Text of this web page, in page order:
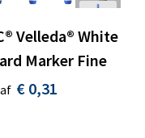
Velleda® White
Marker Fine
€ 0,31